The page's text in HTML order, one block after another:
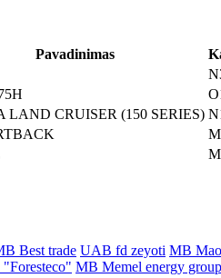
Pavadinimas
LAND CRUISER (150 SERIES)
Best trade UAB fd zeyoti MB
MB Memel energy group